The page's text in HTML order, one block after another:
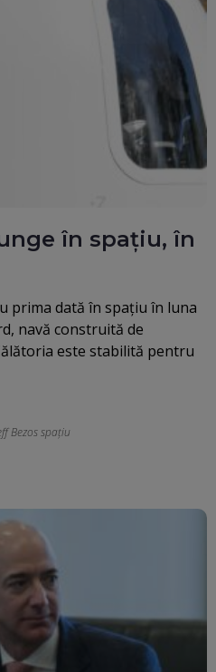
în spaţiu, în
prima dată în spaţiu în luna
navă construită de
este stabilită pentru
Bezos spaţiu